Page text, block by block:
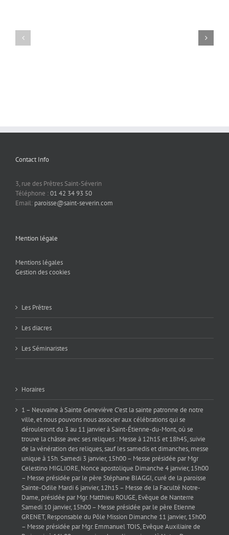
signes
de
Contact Info
3, rue des Prêtres Saint-Séverin
Téléphone :01 42 34 93 50
Email: paroisse@saint-severin.com
Mention légale
Mentions légales
Gestion des cookies
Les Prêtres
Les diacres
Les Séminaristes
Horaires
1 – Neuvaine à Sainte Geneviève C’est la sainte patronne de notre
ville, et nous pouvons nous associer aux célébrations qui se
dérouleront du 3 au 11 janvier à Saint-Étienne-du-Mont, où se
trouve la châsse avec ses reliques : Messe à 12h15 et 18h45, suivie
de la vénération des reliques, sauf les samedis et dimanches, messe
unique à 15h. Samedi 3 janvier, 15h00 – Messe présidée par Mgr
Celestino MIGLIORE, Nonce apostolique Dimanche 4 janvier, 15h00
– Messe présidée par le père Stéphane BIAGGI, curé de la paroisse
Sainte-Odile Mardi 6 janvier, 12h15 – Messe de la Faculté Notre-
Dame, présidée par Mgr. Matthieu ROUGE, Evêque de Nanterre
Samedi 10 janvier, 15h00 – Messe présidée par le père Etienne
GRENET, Responsable du Pôle Mission Dimanche 11 janvier, 15h00
– Messe présidée par Mgr. Emmanuel TOIS, Evêque Auxiliaire de